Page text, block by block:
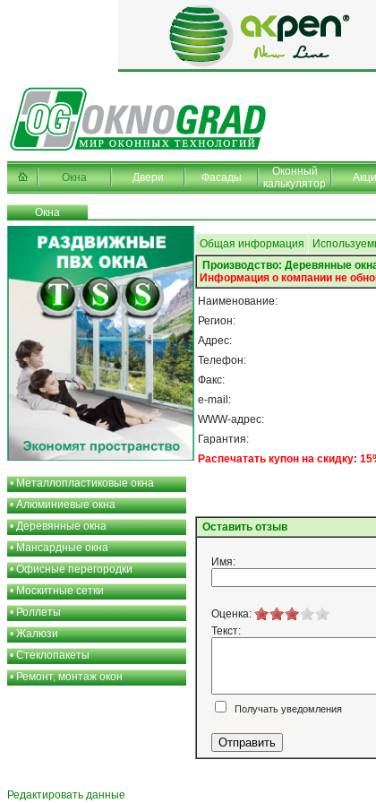
Окна Двери Фасады
Оконный
калькулятор
Окна
•Металлопластиковые окна
•Алюминиевые окна
•Деревянные окна
•Мансардные окна
•Офисные перегородки
•Москитные сетки
•Роллеты
•Жалюзи
•Стеклопакеты
•Ремонт, монтаж окон
Общая информация
Производство: Деревянные
Информация о компании не
Наименование:
Регион:
Адрес:
Телефон:
Факс:
e-mail:
WWW-адрес:
Гарантия:
Распечатать купон на скидку:
Оставить отзыв
Имя:
Оценка:
Текст:
Получать уведомления
Редактировать данные